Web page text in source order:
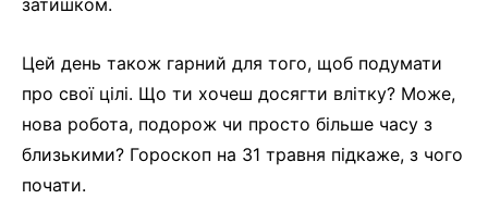
затишком.
Цей день також гарний для того, щоб подумати
про свої цілі. Що ти хочеш досягти влітку? Може,
нова робота, подорож чи просто більше часу з
близькими? Гороскоп на 31 травня підкаже, з чого
почати.